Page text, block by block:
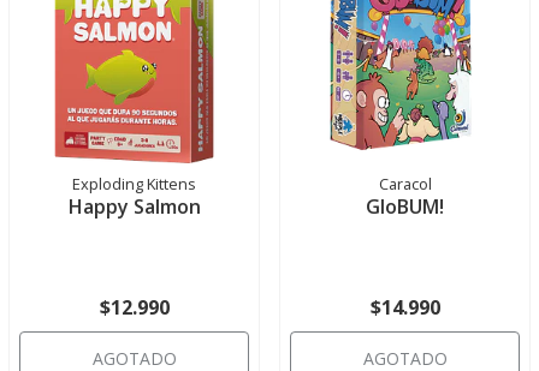
Exploding Kittens
Happy Salmon
$12.990
AGOTADO
Caracol
GloBUM!
$14.990
AGOTADO